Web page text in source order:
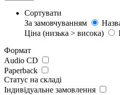
Сортувати
За замовчуванням
Ціна (низька > висока)
Формат
Audio CD
Paperback
Статус на складі
Індивідуальне замовлення